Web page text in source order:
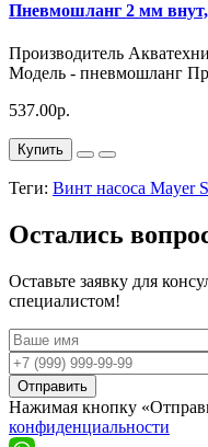
Пневмошланг 2 мм
Производитель
Модель - пневмошланг
537.00р.
Купить
Теги: Винт насоса Mayer
Остались
Оставьте заявку для
специалистом!
Отправить
Нажимая кнопку
конфиденциальности